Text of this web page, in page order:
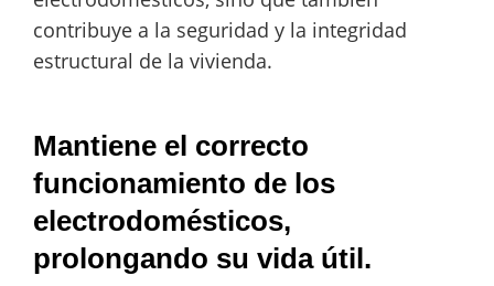
contribuye a la seguridad y la integridad
estructural de la vivienda.
Mantiene el correcto
funcionamiento de los
electrodomésticos,
prolongando su vida útil.